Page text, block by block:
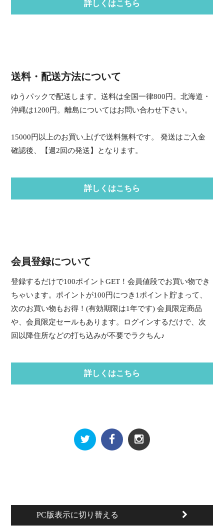
詳しくはこちら
送料・配送方法について
ゆうパックで配送します。送料は全国一律800円。北海道・
沖縄は1200円。離島についてはお問い合わせ下さい。
15000円以上のお買い上げで送料無料です。 発送はご入金
確認後、【週2回の発送】となります。
詳しくはこちら
会員登録について
登録するだけで100ポイントGET！会員値段でお買い物でき
ちゃいます。ポイントが100円につき1ポイント貯まって、
次のお買い物もお得！(有効期限は1年です) 会員限定商品
や、会員限定セールもあります。ログインするだけで、次
回以降住所などの打ち込みが不要でラクちん♪
詳しくはこちら
PC版表示に切り替える